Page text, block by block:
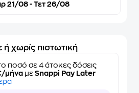
21/08 - Τετ 26/08
χωρίς πιστωτική
ποσό σε 4 άτοκες δόσεις
μήνα με Snappi Pay Later